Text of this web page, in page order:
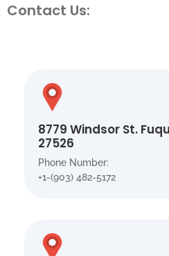
Contact Us:
8779 Windsor St.
27526
Phone Number:
+1-(903) 482-5172